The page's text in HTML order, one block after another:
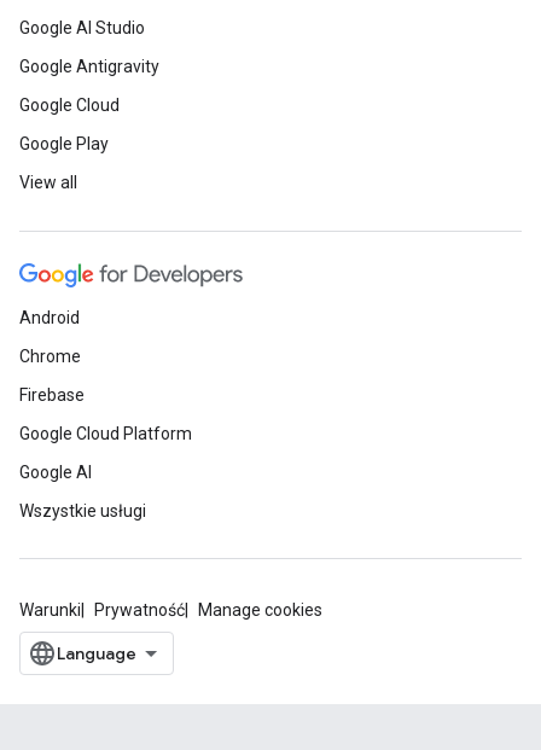
Google AI Studio
Google Antigravity
Google Cloud
Google Play
View all
Android
Chrome
Firebase
Google Cloud Platform
Google AI
Wszystkie usługi
Warunki Prywatność Manage cookies